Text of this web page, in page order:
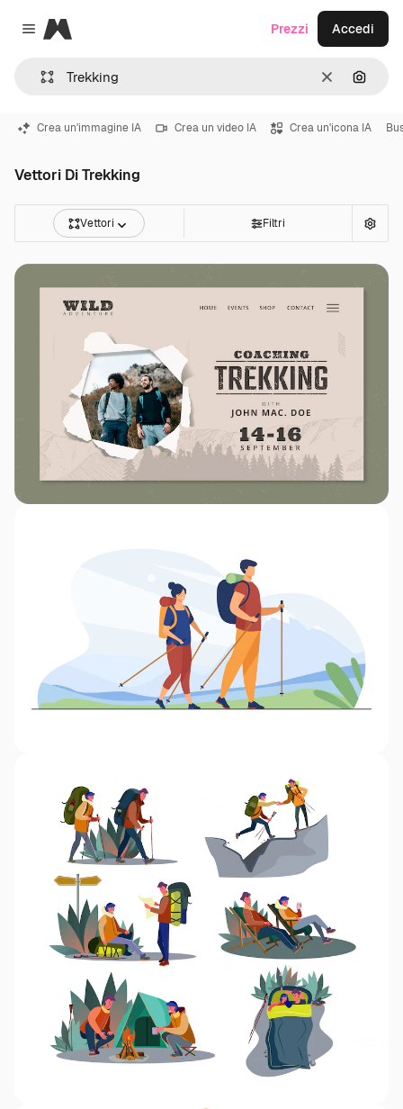
Close menu
Magnific
CancellaCerca
Prezzi Accedi
Crea un'immagine IA Crea un video IA Crea un'icona IA
Vettori Di Trekking
Vettori Filtri